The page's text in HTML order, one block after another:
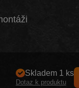
Skladem 1 ks
Dotaz k produktu